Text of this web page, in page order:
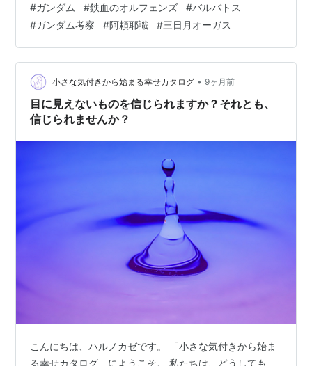
で敵を粉砕する。 これ、よく考えると めちゃくちゃ理不
尽で、 だからこそ強烈に気持ちいいんです🔥 実はあの殴
り戦法には、 機体の設計、パイロットの癖、 世界観の構
造がガッチリ噛み合った理由があります。 ただの暴力で
は終わらない、 作品そのものの思想が詰まってるんで
す。 今回はそ…
#ガンダム #鉄血のオルフェンズ #バルバトス
#ガンダム考察 #阿頼耶識 #三日月オーガス
小さな気付きから始まる幸せカタログ • 9ヶ月前
目に見えないものを信じられますか？それとも、
信じられませんか？
こんにちは、ハルノカゼです。 「小さな気付きから始ま
る幸せカタログ」にようこそ。 私たちは、どうしても